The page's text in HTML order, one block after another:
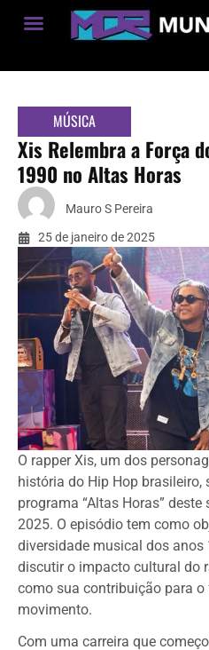
MÚSICA
Xis Relembra a Força
1990 no Altas Horas
Mauro S Pereira
25 de janeiro de 2025
O rapper Xis, um dos
história do Hip Hop brasileiro,
programa “Altas Horas”
2025. O episódio tem como
diversidade musical dos
discutir o impacto cultural do
como sua contribuição para
movimento.
Com uma carreira que